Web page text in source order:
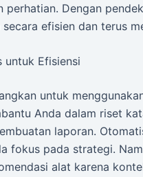
Dengan
efisien dan terus
untuk Efisiensi
untuk
Anda dalam riset
laporan.
fokus pada strategi.
alat karena